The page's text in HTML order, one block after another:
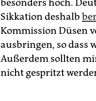
besonders hoch.
Sikkation deshalb
Kommission Düsen
ausbringen, so dass
Außerdem sollten
nicht gespritzt